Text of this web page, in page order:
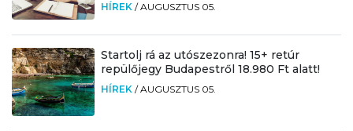
HÍREK /AUGUSZTUS 05.
Startolj rá az utószezonra! 15+ retúr
repülőjegy Budapestről 18.980 Ft alatt!
HÍREK /AUGUSZTUS 05.